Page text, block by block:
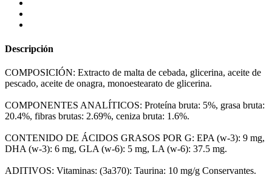
Descripción
COMPOSICIÓN: Extracto de malta de cebada, glicerina, aceite de
pescado, aceite de onagra, monoestearato de glicerina.
COMPONENTES ANALÍTICOS: Proteína bruta: 5%, grasa bruta:
20.4%, fibras brutas: 2.69%, ceniza bruta: 1.6%.
CONTENIDO DE ÁCIDOS GRASOS POR G: EPA (w-3): 9 mg,
DHA (w-3): 6 mg, GLA (w-6): 5 mg, LA (w-6): 37.5 mg.
ADITIVOS: Vitaminas: (3a370): Taurina: 10 mg/g Conservantes.